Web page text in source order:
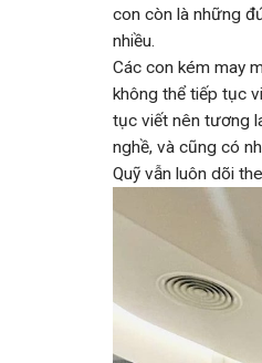
con còn là những
nhiều.
Các con kém may
không thể tiếp tục
tục viết nên tương
nghề, và cũng có
Quỹ vẫn luôn dõi